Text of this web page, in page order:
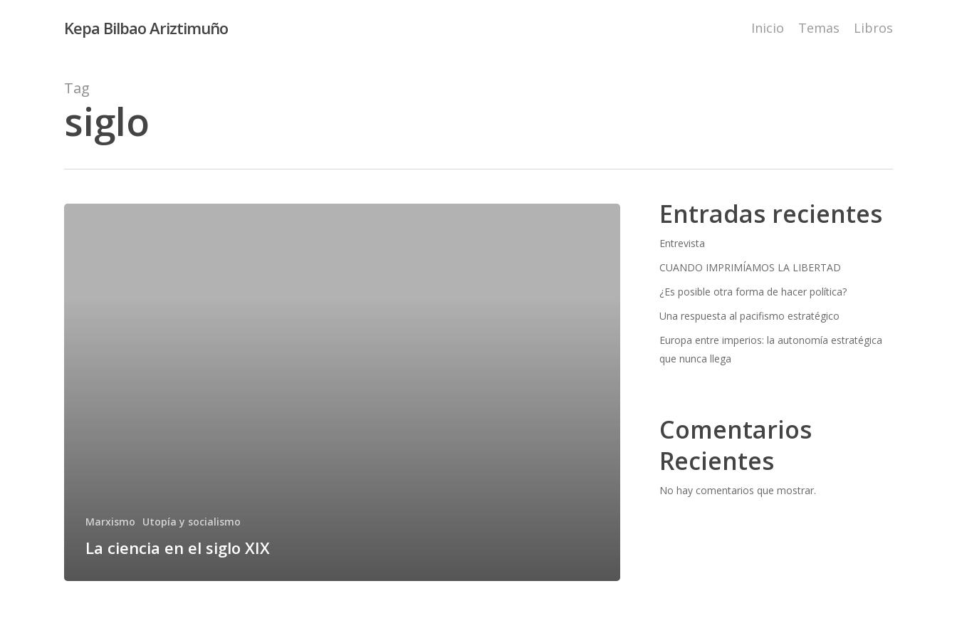
Kepa Bilbao Ariztimuño Inicio Temas Libros
Tag
siglo
Marxismo Utopía y socialismo
La ciencia en el siglo XIX
Entradas recientes
Entrevista
CUANDO IMPRIMÍAMOS LA LIBERTAD
¿Es posible otra forma de hacer política?
Una respuesta al pacifismo estratégico
Europa entre imperios: la autonomía estratégica
que nunca llega
Comentarios
Recientes
No hay comentarios que mostrar.